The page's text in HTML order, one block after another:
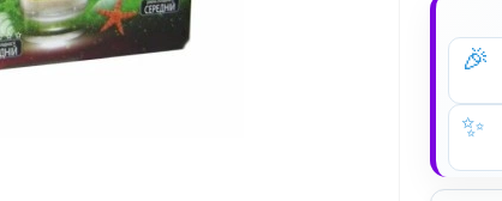
🎉
✨